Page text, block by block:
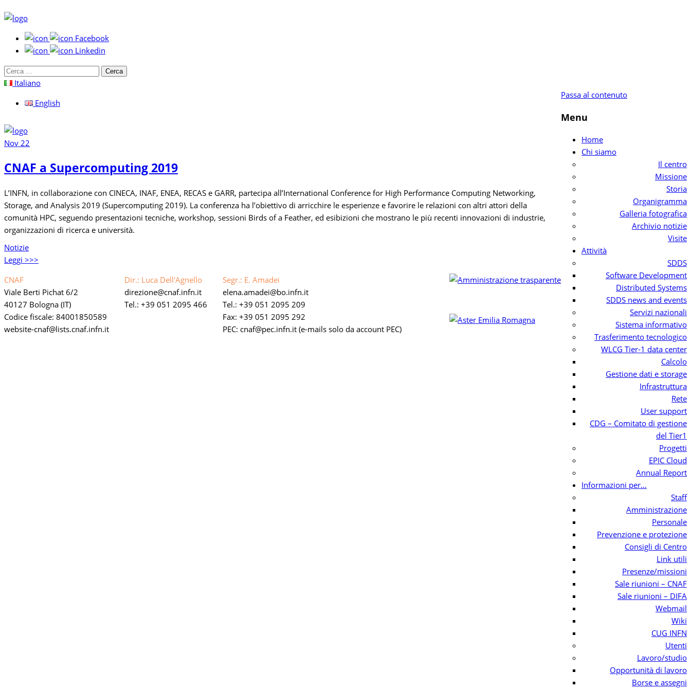
Facebook
Linkedin
Cerca
per:Italiano
English
Passa al contenuto
Menu
Home
Chi siamo
Il centro
Missione
Storia
Organigramma
Galleria fotografica
Archivio notizie
Visite
Attività
SDDS
Software Development
Distributed Systems
SDDS news and events
Servizi nazionali
Sistema informativo
Trasferimento tecnologico
WLCG Tier-1 data center
Calcolo
Gestione dati e storage
Infrastruttura
Rete
User support
CDG – Comitato di gestione
del Tier1
Progetti
EPIC Cloud
Annual Report
Informazioni per…
Staff
Amministrazione
Personale
Prevenzione e protezione
Consigli di Centro
Link utili
Presenze/missioni
Sale riunioni – CNAF
Sale riunioni – DIFA
Webmail
Wiki
CUG INFN
Utenti
Lavoro/studio
Opportunità di lavoro
Borse e assegni
Nov 22
CNAF a Supercomputing 2019
L’INFN, in collaborazione con CINECA, INAF, ENEA, RECAS e GARR, partecipa all’International Conference for High Performance Computing Networking,
Storage, and Analysis 2019 (Supercomputing 2019). La conferenza ha l’obiettivo di arricchire le esperienze e favorire le relazioni con altri attori della
comunità HPC, seguendo presentazioni tecniche, workshop, sessioni Birds of a Feather, ed esibizioni che mostrano le più recenti innovazioni di industrie,
organizzazioni di ricerca e università.
Notizie
Leggi >>>
CNAF
Viale Berti Pichat 6/2
40127 Bologna (IT)
Codice fiscale: 84001850589
website-cnaf
lists.cnaf.infn.it
Dir.: Luca Dell'Agnello
direzione
cnaf.infn.it
Tel.: +39 051 2095 466
Segr.: E. Amadei
elena.amadei
bo.infn.it
Tel.: +39 051 2095 209
Fax: +39 051 2095 292
PEC: cnaf
pec.infn.it (e-mails solo da account PEC)